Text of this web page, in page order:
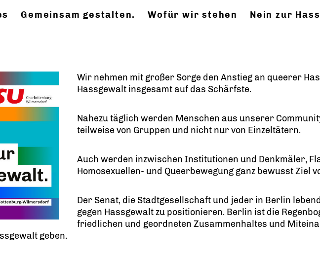
Gemeinsam gestalten. Wofür wir stehen Nein zur
Wir nehmen mit großer Sorge den Anstieg an queerer
Hassgewalt insgesamt auf das Schärfste.
Nahezu täglich werden Menschen aus unserer
teilweise von Gruppen und nicht nur von Einzeltätern.
Auch werden inzwischen Institutionen und Denkmäler,
Homosexuellen- und Queerbewegung ganz bewusst Ziel
Der Senat, die Stadtgesellschaft und jeder in Berlin
gegen Hassgewalt zu positionieren. Berlin ist die
friedlichen und geordneten Zusammenhaltes und
geben.